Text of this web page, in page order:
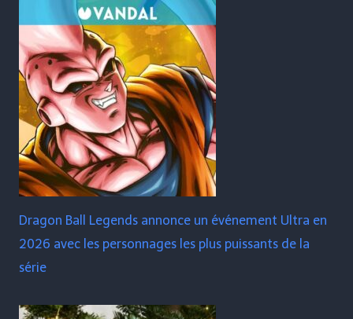
Dragon Ball Legends annonce un événement Ultra en
2026 avec les personnages les plus puissants de la
série